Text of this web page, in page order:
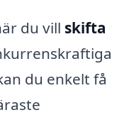
du vill skifta
du enkelt få